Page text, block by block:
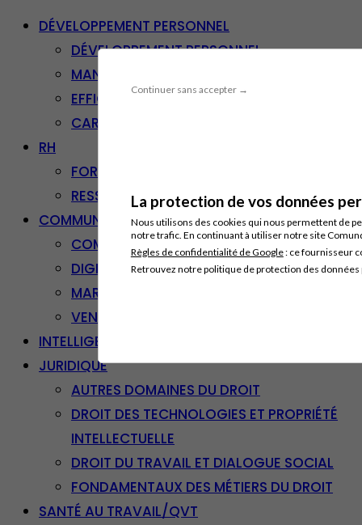
Continuer sans accepter →
La protection de vos données
Nous utilisons des cookies qui nous permettent de
notre trafic. En continuant à utiliser notre site
Règles de confidentialité de Google: ce fournisseur
Retrouvez notre politique de protection des
DÉVELOPPEMENT PERSONNEL
DÉVELOPPEMENT PERSONNEL
MANAGEMENT
EFFICACITÉ PROFESSIONNELLE
CARRIÈRE & RECONVERSION
RH
FORMATION PROFESSIONNELLE
RESSOURCES HUMAINES
COMMUNICATION/DIGITAL
COMMUNICATION
DIGITAL
MARKETING
VENTE – RELATION CLIENT
INTELLIGENCE ARTIFICIELLE
JURIDIQUE
AUTRES DOMAINES DU DROIT
DROIT DES TECHNOLOGIES ET PROPRIÉTÉ
INTELLECTUELLE
DROIT DU TRAVAIL ET DIALOGUE SOCIAL
FONDAMENTAUX DES MÉTIERS DU DROIT
SANTÉ AU TRAVAIL/QVT